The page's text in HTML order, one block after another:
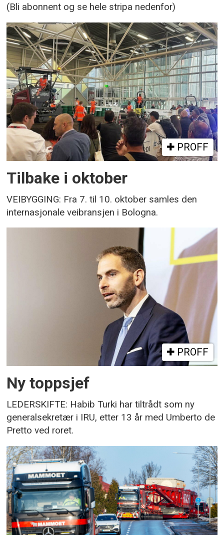
(Bli abonnent og se hele stripa nedenfor)
PROFF
Tilbake i oktober
VEIBYGGING: Fra 7. til 10. oktober samles den
internasjonale veibransjen i Bologna.
PROFF
Ny toppsjef
LEDERSKIFTE: Habib Turki har tiltrådt som ny
generalsekretær i IRU, etter 13 år med Umberto de
Pretto ved roret.